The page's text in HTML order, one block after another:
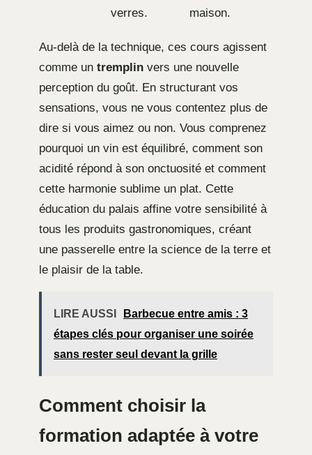
verres.
maison.
Au-delà de la technique, ces cours agissent
comme un tremplin vers une nouvelle
perception du goût. En structurant vos
sensations, vous ne vous contentez plus de
dire si vous aimez ou non. Vous comprenez
pourquoi un vin est équilibré, comment son
acidité répond à son onctuosité et comment
cette harmonie sublime un plat. Cette
éducation du palais affine votre sensibilité à
tous les produits gastronomiques, créant
une passerelle entre la science de la terre et
le plaisir de la table.
LIRE AUSSI
Barbecue entre amis : 3
étapes clés pour organiser une soirée
sans rester seul devant la grille
Comment choisir la
formation adaptée à votre